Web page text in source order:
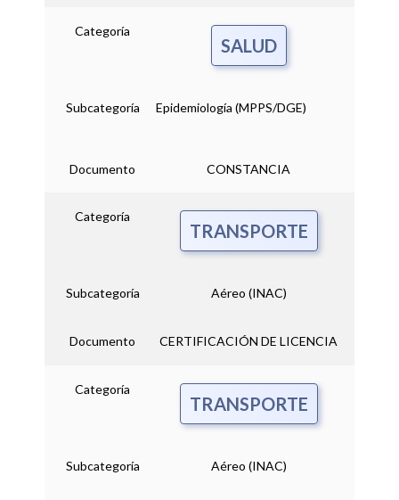
Categoría
SALUD
Subcategoría Epidemiología (MPPS/DGE)
Documento CONSTANCIA
Categoría
TRANSPORTE
Subcategoría Aéreo (INAC)
Documento CERTIFICACIÓN DE LICENCIA
Categoría
TRANSPORTE
Subcategoría Aéreo (INAC)